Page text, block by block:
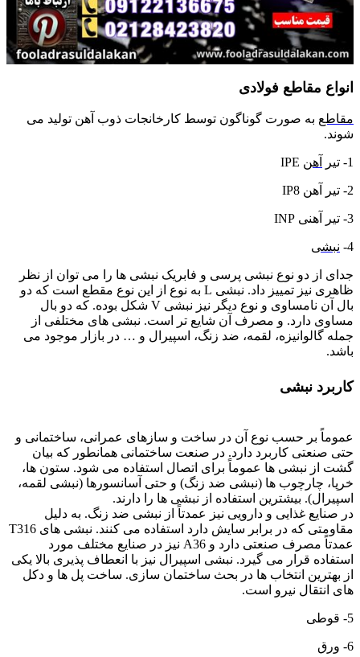
انواع مقاطع فولادی
مقاطع به صورت گوناگون توسط کارخانجات ذوب آهن تولید می
شوند.
1- تیر آهن
2- تیر آهن IP8
3- تیر آهنی INP
4- نبشی
جدای از دو نوع نبشی پرسی و فابریک نبشی ها را می توان از نظر
ظاهری نیز تمییز داد. نبشی L به نوع از این نوع مقطع است که دو
بال آن نامساوی و نوع دیگر نیز نبشی V شکل بوده. که دو بال
مساوی دارد. و مصرف آن شایع تر است. نبشی های مختلفی از
جمله گالوانیزه، لقمه، ضد زنگ، اسپیرال و … در بازار موجود می
باشد.
کاربرد نبشی
عموماً بر حسب نوع آن در ساخت و سازهای عمرانی، ساختمانی و
حتی صنعتی کاربرد دارد. در صنعت ساختمانی همانطور که بیان
گشت از نبشی ها عموماً برای اتصال استفاده می شود. ستون ها،
خرپا، چارچوب ها (نبشی ضد زنگ) و حتی آسانسورها (نبشی لقمه،
اسپیرال). بیشترین استفاده از نبشی ها را دارند.
در صنایع غذایی و دارویی نیز عمدتاً از نبشی ضد زنگ. به دلیل
مقاومتی که در برابر سایش دارد استفاده می کنند. نبشی های T316
عمدتاً مصرف صنعتی دارد و A36 نیز در صنایع مختلف مورد
استفاده قرار می گیرد. نبشی اسپیرال نیز با انعطاف پذیری بالا یکی
از بهترین انتخاب ها در بحث ساختمان سازی. ساخت پل ها و دکل
های انتقال نیرو است.
5- قوطی
6- ورق